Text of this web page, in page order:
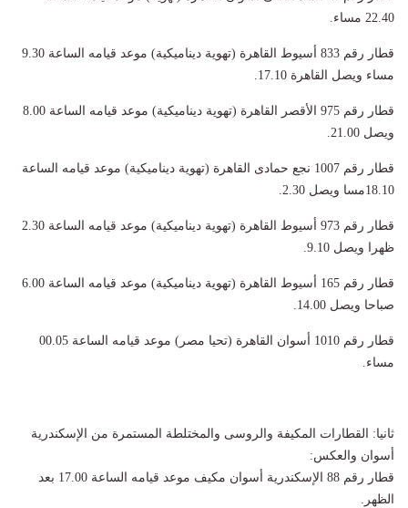
22.40 مساء.
قطار رقم 833 أسيوط القاهرة (تهوية ديناميكية) موعد قيامه الساعة 9.30
مساء ويصل القاهرة 17.10.
قطار رقم 975 الأقصر القاهرة (تهوية ديناميكية) موعد قيامه الساعة 8.00
ويصل 21.00.
قطار رقم 1007 نجع حمادى القاهرة (تهوية ديناميكية) موعد قيامه الساعة
18.10مسا ويصل 2.30.
قطار رقم 973 أسيوط القاهرة (تهوية ديناميكية) موعد قيامه الساعة 2.30
ظهرا ويصل 9.10.
قطار رقم 165 أسيوط القاهرة (تهوية ديناميكية) موعد قيامه الساعة 6.00
صباحا ويصل 14.00.
قطار رقم 1010 أسوان القاهرة (تحيا مصر) موعد قيامه الساعة 00.05
مساء.
ثانيا: القطارات المكيفة والروسى والمختلطة المستمرة من الإسكندرية
أسوان والعكس:
قطار رقم 88 الإسكندرية أسوان مكيف موعد قيامه الساعة 17.00 بعد
الظهر.